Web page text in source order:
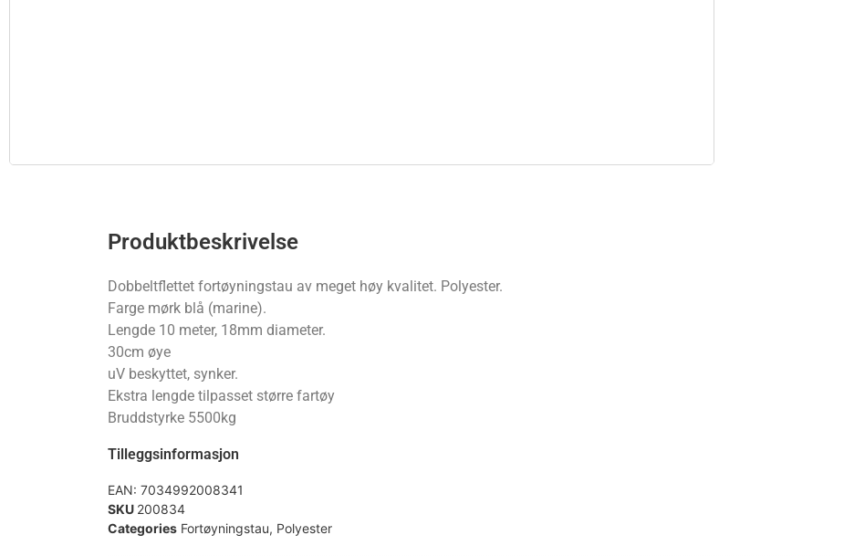
Produktbeskrivelse
Dobbeltflettet fortøyningstau av meget høy kvalitet. Polyester.
Farge mørk blå (marine).
Lengde 10 meter, 18mm diameter.
30cm øye
uV beskyttet, synker.
Ekstra lengde tilpasset større fartøy
Bruddstyrke 5500kg
Tilleggsinformasjon
EAN: 7034992008341
SKU 200834
Categories Fortøyningstau, Polyester